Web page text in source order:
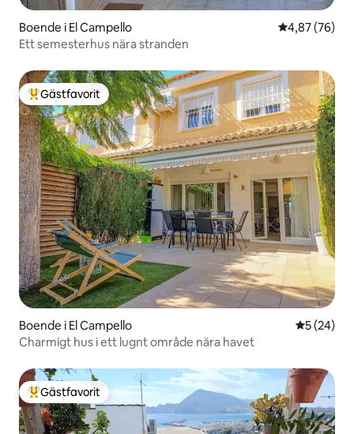
Boende i El Campello 4,87 av 5 i
4,87 (76)
Ett semesterhus nära stranden
Populär gästfavorit
Gästfavorit
Boende i El Campello 5 av 5 i
5 (24)
Charmigt hus i ett lugnt område nära havet
Populär gästfavorit
Gästfavorit